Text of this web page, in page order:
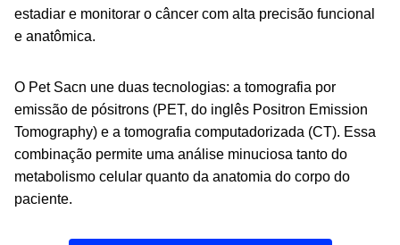
estadiar e monitorar o câncer com alta precisão funcional
e anatômica.
O Pet Sacn une duas tecnologias: a tomografia por
emissão de pósitrons (PET, do inglês Positron Emission
Tomography) e a tomografia computadorizada (CT). Essa
combinação permite uma análise minuciosa tanto do
metabolismo celular quanto da anatomia do corpo do
paciente.